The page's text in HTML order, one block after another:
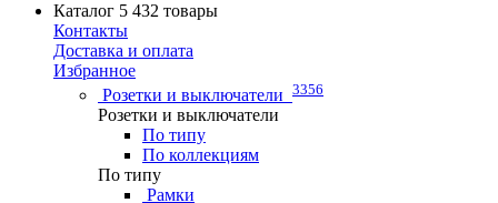
Каталог 5 432 товары
Контакты
Доставка и оплата
Избранное
Розетки и выключатели 3356
Розетки и выключатели
По типу
По коллекциям
По типу
Рамки